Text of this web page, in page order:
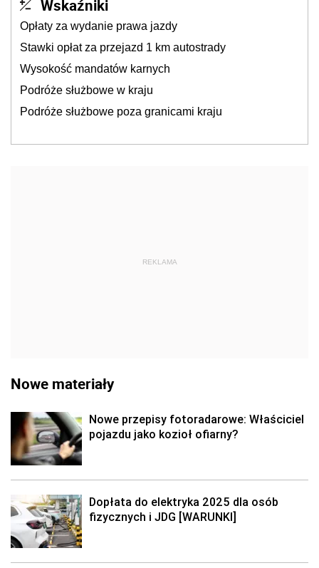
Wskaźniki
Opłaty za wydanie prawa jazdy
Stawki opłat za przejazd 1 km autostrady
Wysokość mandatów karnych
Podróże służbowe w kraju
Podróże służbowe poza granicami kraju
REKLAMA
Nowe materiały
Nowe przepisy fotoradarowe: Właściciel
pojazdu jako kozioł ofiarny?
Dopłata do elektryka 2025 dla osób
fizycznych i JDG [WARUNKI]